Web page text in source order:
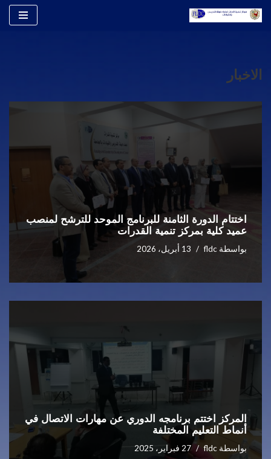
الاخبار
اختتام الدورة الثامنة للبرنامج الموحد للترشح لمنصب
عميد كلية بمركز تنمية القدرات
بواسطة fldc 13 أبريل، 2026
المركز اختتم برنامجه الدوري عن مهارات الاتصال في
أنماط التعليم المختلفة
بواسطة fldc 27 فبراير، 2025